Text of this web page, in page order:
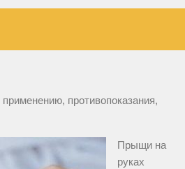
противопоказания,
Прыщи на
руках